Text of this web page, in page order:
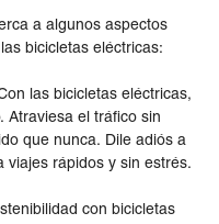
a algunos aspectos
bicicletas eléctricas:
las bicicletas eléctricas,
Atraviesa el tráfico sin
que nunca. Dile adiós a
viajes rápidos y sin estrés.
con bicicletas